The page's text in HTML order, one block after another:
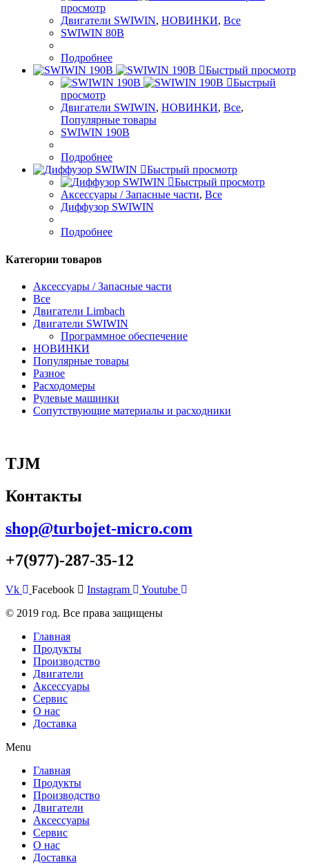
просмотр
Двигатели SWIWIN, НОВИНКИ, Все
SWIWIN 80B
Подробнее
Быстрый просмотр
Быстрый
просмотр
Двигатели SWIWIN, НОВИНКИ, Все,
Популярные товары
SWIWIN 190B
Подробнее
Быстрый просмотр
Быстрый просмотр
Аксессуары / Запасные части, Все
Диффузор SWIWIN
Подробнее
Категории товаров
Аксессуары / Запасные части
Все
Двигатели Limbach
Двигатели SWIWIN
Программное обеспечение
НОВИНКИ
Популярные товары
Разное
Расходомеры
Рулевые машинки
Сопутствующие материалы и расходники
TJM
Контакты
shop@turbojet-micro.com
+7(977)-287-35-12
Vk Facebook Instagram
Youtube
© 2019 год. Все права защищены
Главная
Продукты
Производство
Двигатели
Аксессуары
Сервис
О нас
Доставка
Menu
Главная
Продукты
Производство
Двигатели
Аксессуары
Сервис
О нас
Доставка